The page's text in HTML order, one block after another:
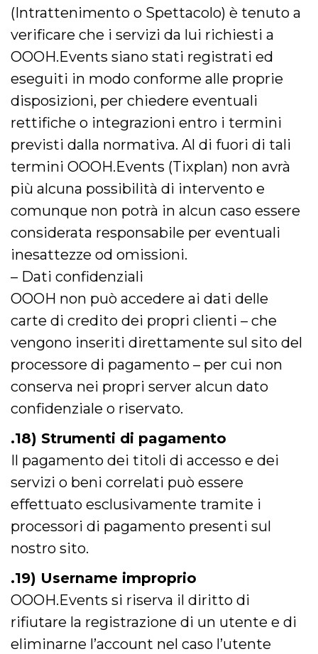
(Intrattenimento o Spettacolo) è tenuto a
verificare che i servizi da lui richiesti a
OOOH.Events siano stati registrati ed
eseguiti in modo conforme alle proprie
disposizioni, per chiedere eventuali
rettifiche o integrazioni entro i termini
previsti dalla normativa. Al di fuori di tali
termini OOOH.Events (Tixplan) non avrà
più alcuna possibilità di intervento e
comunque non potrà in alcun caso essere
considerata responsabile per eventuali
inesattezze od omissioni.
– Dati confidenziali
OOOH non può accedere ai dati delle
carte di credito dei propri clienti – che
vengono inseriti direttamente sul sito del
processore di pagamento – per cui non
conserva nei propri server alcun dato
confidenziale o riservato.
.18) Strumenti di pagamento
Il pagamento dei titoli di accesso e dei
servizi o beni correlati può essere
effettuato esclusivamente tramite i
processori di pagamento presenti sul
nostro sito.
.19) Username improprio
OOOH.Events si riserva il diritto di
rifiutare la registrazione di un utente e di
eliminarne l’account nel caso l’utente